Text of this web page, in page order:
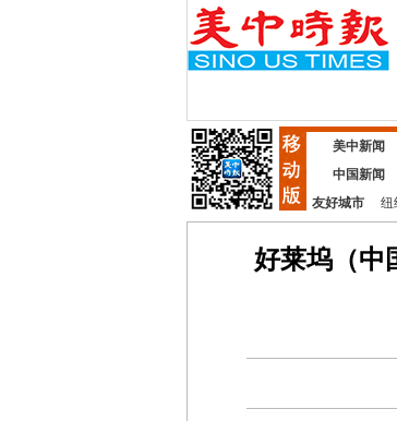
美中新闻
中国新闻
友好城市
纽
好莱坞（中